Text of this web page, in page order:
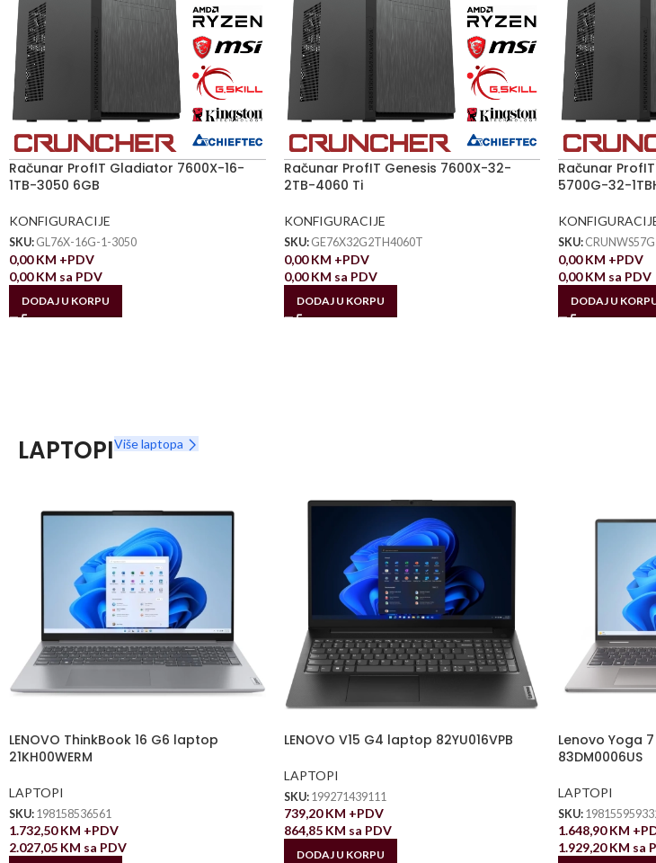
Računar ProfIT Gladiator 7600X-16-
1TB-3050 6GB
KONFIGURACIJE
SKU: GL76X-16G-1-3050
0,00KM +PDV
0,00KM sa PDV
DODAJ U KORPU
Računar ProfIT Genesis 7600X-32-
2TB-4060 Ti
KONFIGURACIJE
SKU: GE76X32G2TH4060T
0,00KM +PDV
0,00KM sa PDV
DODAJ U KORPU
Računar ProfIT
5700G-32-
SKU:
0,00KM +PDV
0,00KM sa PDV
DODAJ U
LAPTOPIViše laptopa
LENOVO ThinkBook 16 G6 laptop
21KH00WERM
LAPTOPI
SKU: 198158536561
1.732,50KM +PDV
2.027,05 KM sa PDV
LENOVO V15 G4 laptop 82YU016VPB
LAPTOPI
SKU: 199271439111
739,20KM +PDV
864,85 KM sa PDV
DODAJ U KORPU
Lenovo Yoga
83DM0006US
LAPTOPI
SKU:
1.648,90KM
1.929,20KM sa